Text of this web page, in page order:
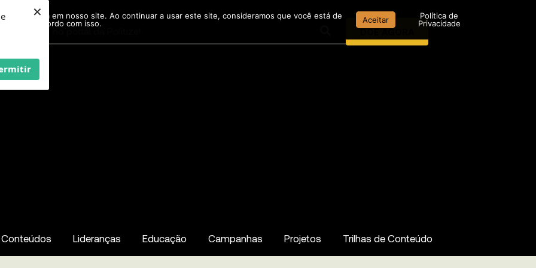
×
Pesquisar
DOE AGORA
Conteúdos Lideranças Educação Campanhas Projetos Trilhas de Conteúdo
experiência em nosso site. Ao continuar a usar este site, consideramos que você está de
acordo com isso.
Aceitar
Política de
Privacidade